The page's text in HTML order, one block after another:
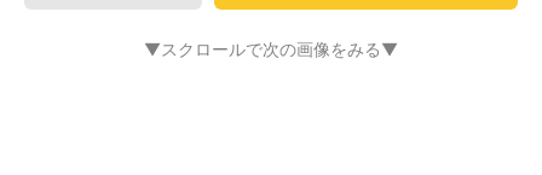
▼スクロールで次の画像をみる▼